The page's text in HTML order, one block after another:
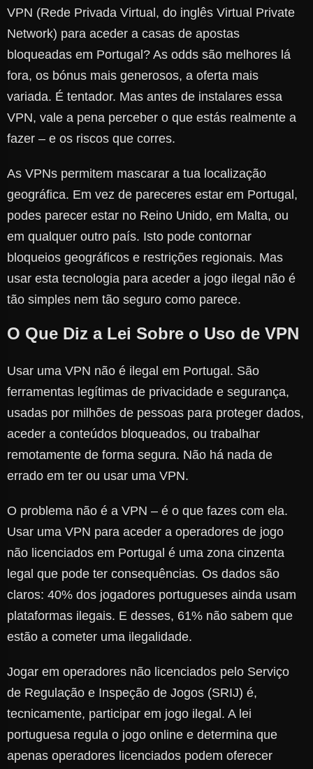
VPN (Rede Privada Virtual, do inglês Virtual Private
Network) para aceder a casas de apostas
bloqueadas em Portugal? As odds são melhores lá
fora, os bónus mais generosos, a oferta mais
variada. É tentador. Mas antes de instalares essa
VPN, vale a pena perceber o que estás realmente a
fazer – e os riscos que corres.
As VPNs permitem mascarar a tua localização
geográfica. Em vez de pareceres estar em Portugal,
podes parecer estar no Reino Unido, em Malta, ou
em qualquer outro país. Isto pode contornar
bloqueios geográficos e restrições regionais. Mas
usar esta tecnologia para aceder a jogo ilegal não é
tão simples nem tão seguro como parece.
O Que Diz a Lei Sobre o Uso de VPN
Usar uma VPN não é ilegal em Portugal. São
ferramentas legítimas de privacidade e segurança,
usadas por milhões de pessoas para proteger dados,
aceder a conteúdos bloqueados, ou trabalhar
remotamente de forma segura. Não há nada de
errado em ter ou usar uma VPN.
O problema não é a VPN – é o que fazes com ela.
Usar uma VPN para aceder a operadores de jogo
não licenciados em Portugal é uma zona cinzenta
legal que pode ter consequências. Os dados são
claros: 40% dos jogadores portugueses ainda usam
plataformas ilegais. E desses, 61% não sabem que
estão a cometer uma ilegalidade.
Jogar em operadores não licenciados pelo Serviço
de Regulação e Inspeção de Jogos (SRIJ) é,
tecnicamente, participar em jogo ilegal. A lei
portuguesa regula o jogo online e determina que
apenas operadores licenciados podem oferecer